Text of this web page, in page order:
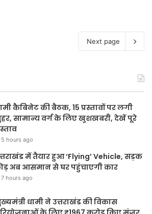
Next page
कैबिनेट की बैठक, 15 प्रस्तावों पर लगी
सामान्य वर्ग के लिए खुशखबरी, देखें पूरे
5 hours ago
में तैयार हुआ ‘Flying’ Vehicle, सड़क
अब आसमान से घर पहुंचाएगी कार
7 hours ago
धामी ने उत्तराखंड की विकास